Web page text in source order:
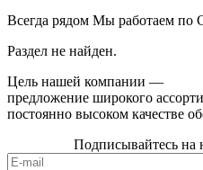
Всегда рядом Мы работаем по
Раздел не найден.
Цель нашей компании —
предложение широкого
постоянно высоком качестве
Подписывайтесь на